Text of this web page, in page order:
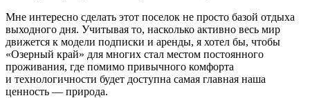
Мне интересно сделать этот поселок не просто базой отдыха
выходного дня. Учитывая то, насколько активно весь мир
движется к модели подписки и аренды, я хотел бы, чтобы
«Озерный край» для многих стал местом постоянного
проживания, где помимо привычного комфорта
и технологичности будет доступна самая главная наша
ценность — природа.